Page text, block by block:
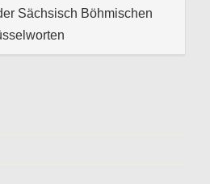
Sächsisch Böhmischen